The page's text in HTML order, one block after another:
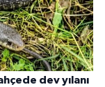
dev yılanı